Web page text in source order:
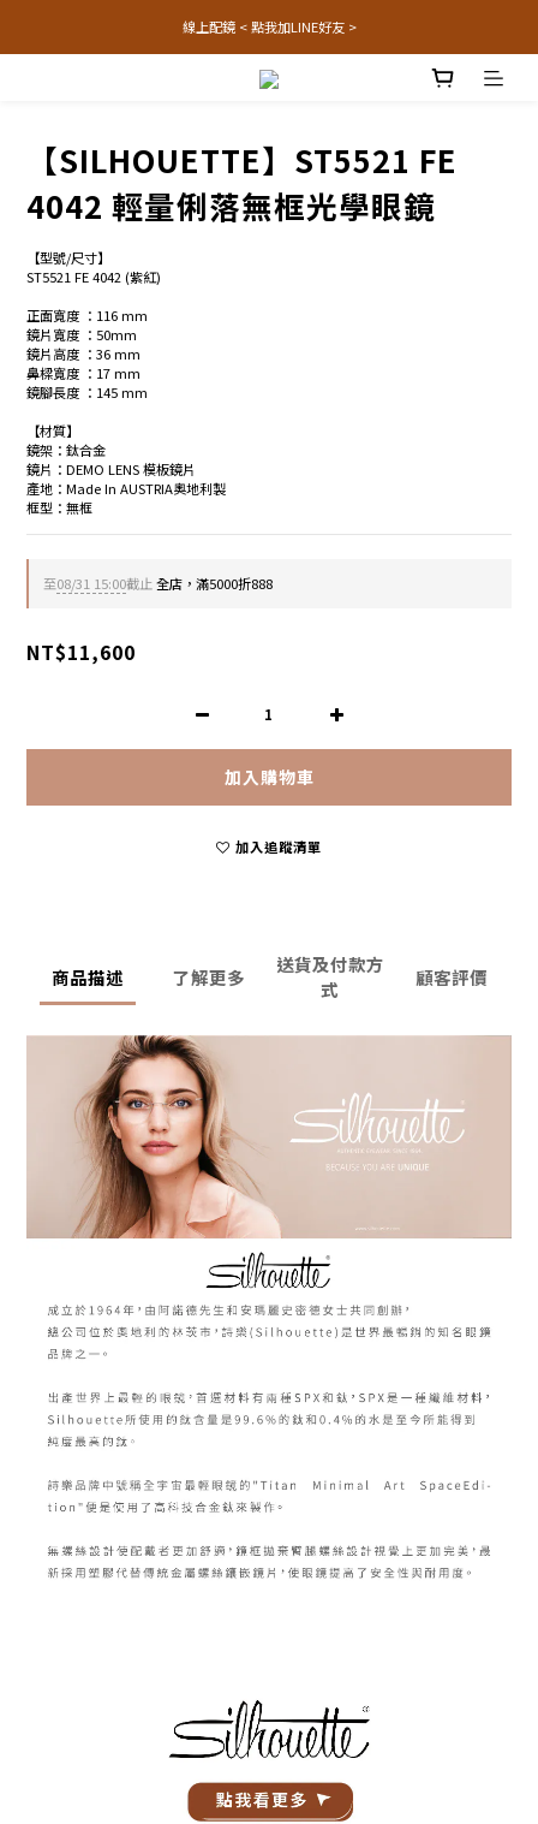
線上配鏡 < 點我加LINE好友 >
【SILHOUETTE】ST5521 FE
4042 輕量俐落無框光學眼鏡
【型號/尺寸】
ST5521 FE 4042 (紫紅)
正面寬度 ：116 mm
鏡片寬度 ：50mm
鏡片高度 ：36 mm
鼻樑寬度 ：17 mm
鏡腳長度 ：145 mm
【材質】
鏡架：鈦合金
鏡片：DEMO LENS 模板鏡片
產地：Made In AUSTRIA奧地利製
框型：無框
至08/31 15:00截止全店，滿5000折888
NT$11,600
加入購物車
加入追蹤清單
商品描述 了解更多
送貨及付款方
式
顧客評價